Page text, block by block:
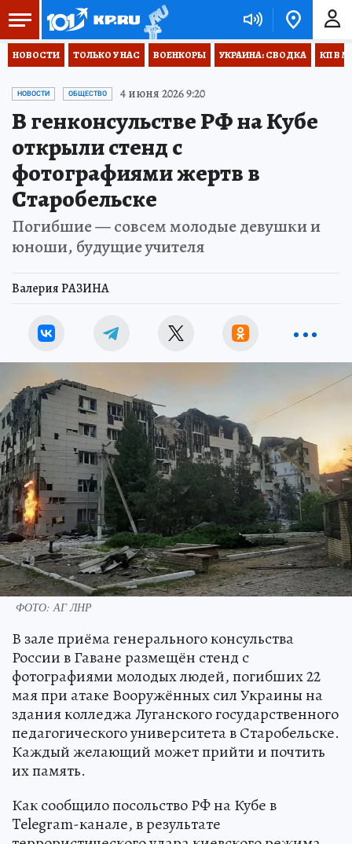
НОВОСТИ ТОЛЬКО У НАС ВОЕНКОРЫ УКРАИНА: СВОДКА КП В
НОВОСТИ ОБЩЕСТВО 4 июня 2026 9:20
В генконсульстве РФ на Кубе
открыли стенд с
фотографиями жертв в
Старобельске
Погибшие — совсем молодые девушки и
юноши, будущие учителя
Валерия РАЗИНА
ФОТО: АГ ЛНР
В зале приёма генерального консульства
России в Гаване размещён стенд с
фотографиями молодых людей, погибших 22
мая при атаке Вооружённых сил Украины на
здания колледжа Луганского государственного
педагогического университета в Старобельске.
Каждый желающий может прийти и почтить
их память.
Как сообщило посольство РФ на Кубе в
Telegram-канале, в результате